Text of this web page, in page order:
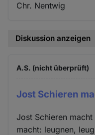
Chr. Nentwig
Diskussion anzeigen
A.S. (nicht überprüft)
Jost Schieren
Jost Schieren
macht: leugnen,